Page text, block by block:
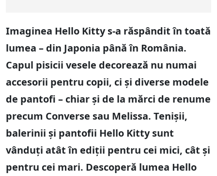
Imaginea Hello Kitty s-a răspândit în toată
lumea – din Japonia până în România.
Capul pisicii vesele decorează nu numai
accesorii pentru copii, ci și diverse modele
de pantofi – chiar și de la mărci de renume
precum Converse sau Melissa. Tenișii,
balerinii și pantofii Hello Kitty sunt
vânduți atât în ediții pentru cei mici, cât și
pentru cei mari. Descoperă lumea Hello